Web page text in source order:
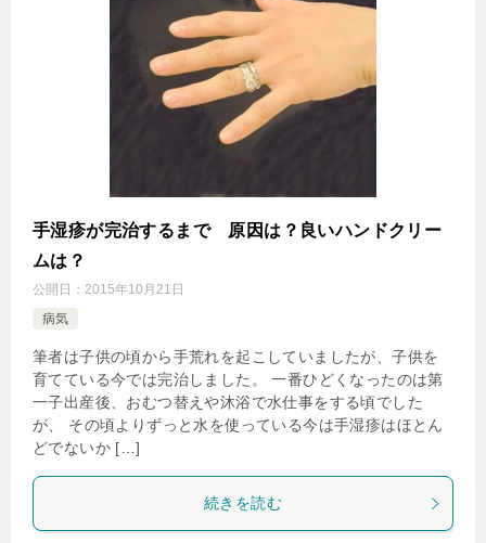
手湿疹が完治するまで 原因は？良いハンドクリー
ムは？
公開日： 2015年10月21日
病気
筆者は子供の頃から手荒れを起こしていましたが、子供を
育てている今では完治しました。 一番ひどくなったのは第
一子出産後、おむつ替えや沐浴で水仕事をする頃でした
が、 その頃よりずっと水を使っている今は手湿疹はほとん
どでないか […]
続きを読む